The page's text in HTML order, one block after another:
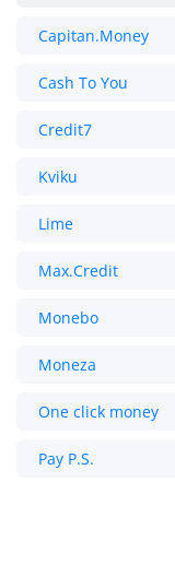
Capitan.Money
Cash To You
Credit7
Kviku
Lime
Max.Credit
Monebo
Moneza
One click money
Pay P.S.